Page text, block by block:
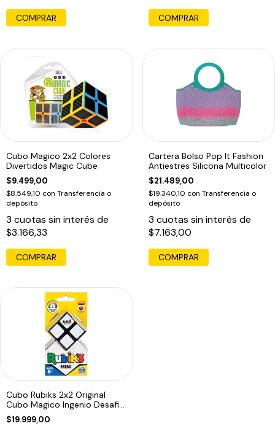
COMPRAR COMPRAR
Cubo Magico 2x2 Colores
Divertidos Magic Cube
$9.499,00
$8.549,10 con Transferencia o
depósito
3 cuotas sin interés de
$3.166,33
COMPRAR
Cartera Bolso Pop It Fashion
Antiestres Silicona Multicolor
$21.489,00
$19.340,10 con Transferencia o
depósito
3 cuotas sin interés de
$7.163,00
COMPRAR
Cubo Rubiks 2x2 Original
Cubo Magico Ingenio Desafio
Fidget
$19.999,00